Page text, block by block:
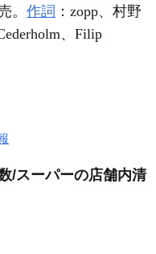
。 作詞 ：zopp、村野
、Filip
/スーパーの店舗内清